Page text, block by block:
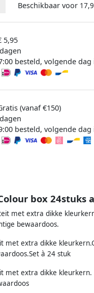
Beschikbaar voor
5,95
besteld, volgende
(vanaf €150)
besteld, volgende
box 24stuks
met extra dikke
bewaardoos.
met extra dikke
à 24 stuk
met extra dikke